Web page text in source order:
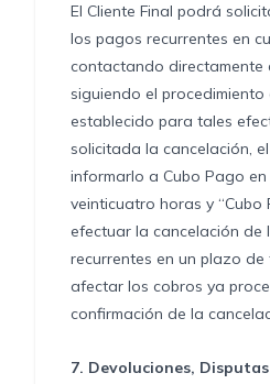
El Cliente Final podrá
los pagos recurrentes en
contactando directamente
siguiendo el
establecido para tales
solicitada la cancelación,
informarlo a Cubo Pago
veinticuatro horas y “Cubo
efectuar la cancelación de
recurrentes en un plazo de
afectar los cobros ya
confirmación de la
7. Devoluciones,